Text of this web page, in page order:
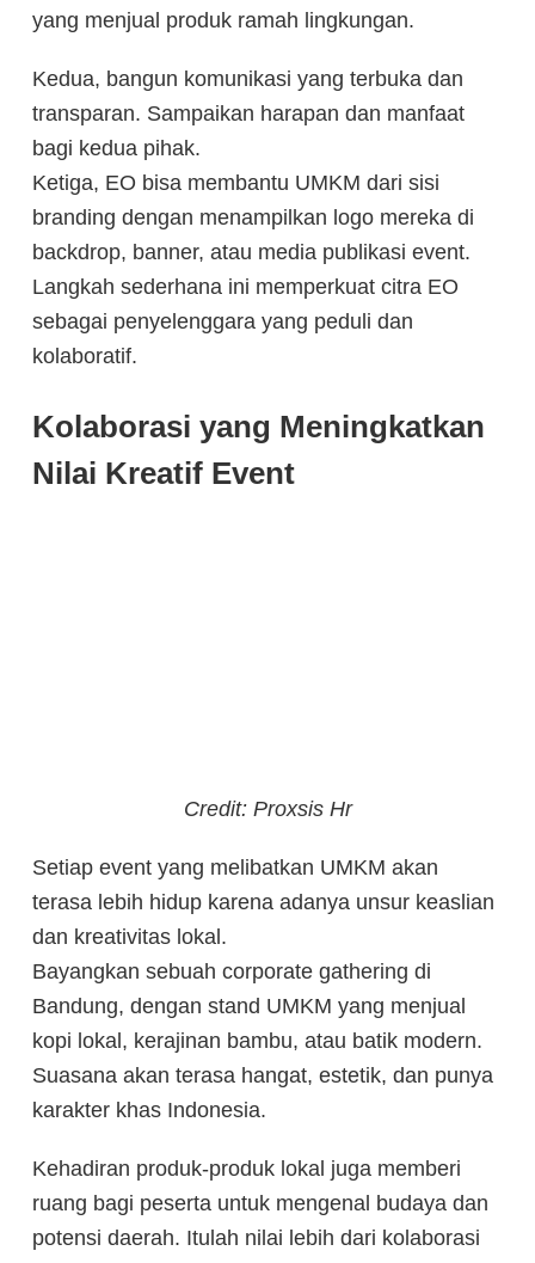
yang menjual produk ramah lingkungan.
Kedua, bangun komunikasi yang terbuka dan
transparan. Sampaikan harapan dan manfaat
bagi kedua pihak.
Ketiga, EO bisa membantu UMKM dari sisi
branding dengan menampilkan logo mereka di
backdrop, banner, atau media publikasi event.
Langkah sederhana ini memperkuat citra EO
sebagai penyelenggara yang peduli dan
kolaboratif.
Kolaborasi yang Meningkatkan
Nilai Kreatif Event
Credit: Proxsis Hr
Setiap event yang melibatkan UMKM akan
terasa lebih hidup karena adanya unsur keaslian
dan kreativitas lokal.
Bayangkan sebuah corporate gathering di
Bandung, dengan stand UMKM yang menjual
kopi lokal, kerajinan bambu, atau batik modern.
Suasana akan terasa hangat, estetik, dan punya
karakter khas Indonesia.
Kehadiran produk-produk lokal juga memberi
ruang bagi peserta untuk mengenal budaya dan
potensi daerah. Itulah nilai lebih dari kolaborasi